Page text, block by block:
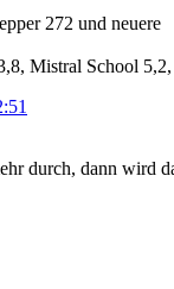
272 und neuere
Mistral School
durch, dann wird